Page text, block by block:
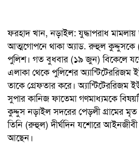
ফরহাদ খান, নড়াইল: যুদ্ধাপরাধ
আত্মগোপনে থাকা অ্যাড. রুহুল কুদ্দুসকে
পুলিশ। গত বুধবার (১৯ জুন) বিকেলে
এলাকা থেকে পুলিশের অ্যান্টিটেররিজম
তাকে গ্রেফতার করে। অ্যান্টিটেররিজম
সুপার কানিজ ফাতেমা গণমাধ্যমকে
কুদ্দুস নড়াইল সদরের পেড়লী গ্রামের
তিনি (রুহুল) দীর্ঘদিন যশোরে আইনজীবী
আছেন।